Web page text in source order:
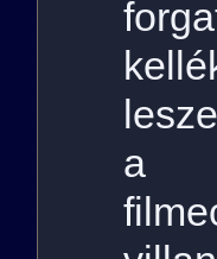
a